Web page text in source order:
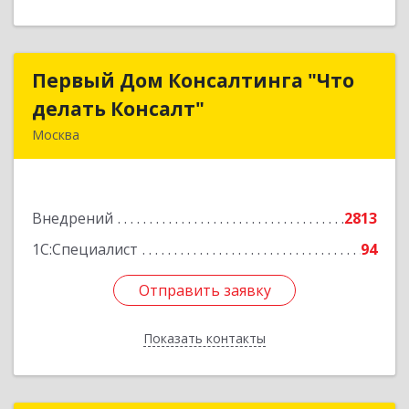
Первый Дом Консалтинга "Что
делать Консалт"
Москва
Внедрений
2813
1С:Специалист
94
Отправить заявку
Показать контакты
Первый Дом Консалтинга "Что
Отправить заявку
Назад